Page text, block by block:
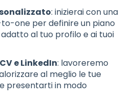
: inizierai con una
one per definire un piano
al tuo profilo e ai tuoi
e LinkedIn: lavoreremo
al meglio le tue
presentarti in modo